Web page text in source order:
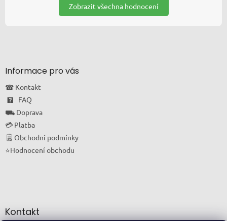
Zobrazit všechna hodnocení
Informace pro vás
☎ Kontakt
🯄 FAQ
⛟ Doprava
💳 Platba
🗒 Obchodní podmínky
⭐Hodnocení obchodu
Kontakt